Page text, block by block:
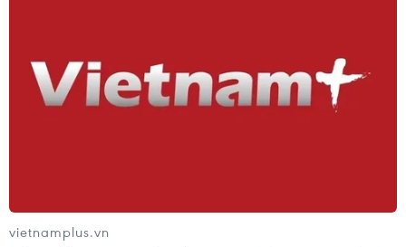
sĩ trở về
23/07/2026 08:10
22/07/2026 07:18
vietnamplus.vn